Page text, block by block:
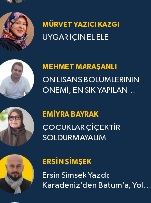
MÜRVET YAZICI KAZGI
UYGAR İÇİN EL ELE
MEHMET MARAŞANLI
ÖN LİSANS BÖLÜMLERİNİN
ÖNEMİ, EN SIK YAPILAN
STRATEJİLERİ
EMIYRA BAYRAK
ÇOCUKLAR ÇİÇEKTİR
SOLDURMAYALIM
ERSIN ŞIMŞEK
Ersin Şimşek Yazdı:
Karadeniz’den Batum’a, Yolun